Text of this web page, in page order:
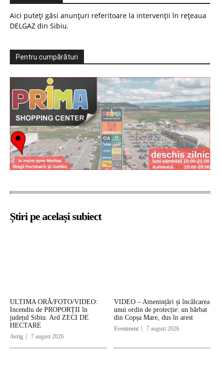
Aici puteți găsi anunțuri referitoare la intervenții în rețeaua
DELGAZ din Sibiu.
Pentru cumpărături
Știri pe același subiect
ULTIMA ORĂ/FOTO/VIDEO:
Incendiu de PROPORȚII în
județul Sibiu. Ard ZECI DE
HECTARE
Avrig 7 august 2026
VIDEO – Amenințări și încălcarea
unui ordin de protecție: un bărbat
din Copșa Mare, dus în arest
Eveniment 7 august 2026